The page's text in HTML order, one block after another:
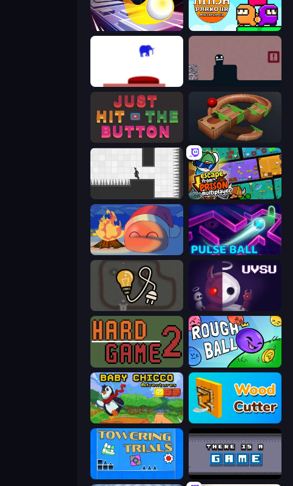
Leap and Avoid 2 Ninja Parkour Multiplayer
This Is The Only Level
Just Hit the Button Marble Run
Escape From Prison Multiplayer
FireBlob Winter Pulse Ball
Light The Lamp UVSU
Hard Game 2 Rough Ball
Baby Chicco Adventures Wood Cutter - Saw
There Is No Game